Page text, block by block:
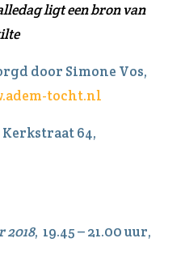
ligt een bron van
door Simone Vos,
tocht.nl
64,
2018, 19.45 – 21.00 uur,